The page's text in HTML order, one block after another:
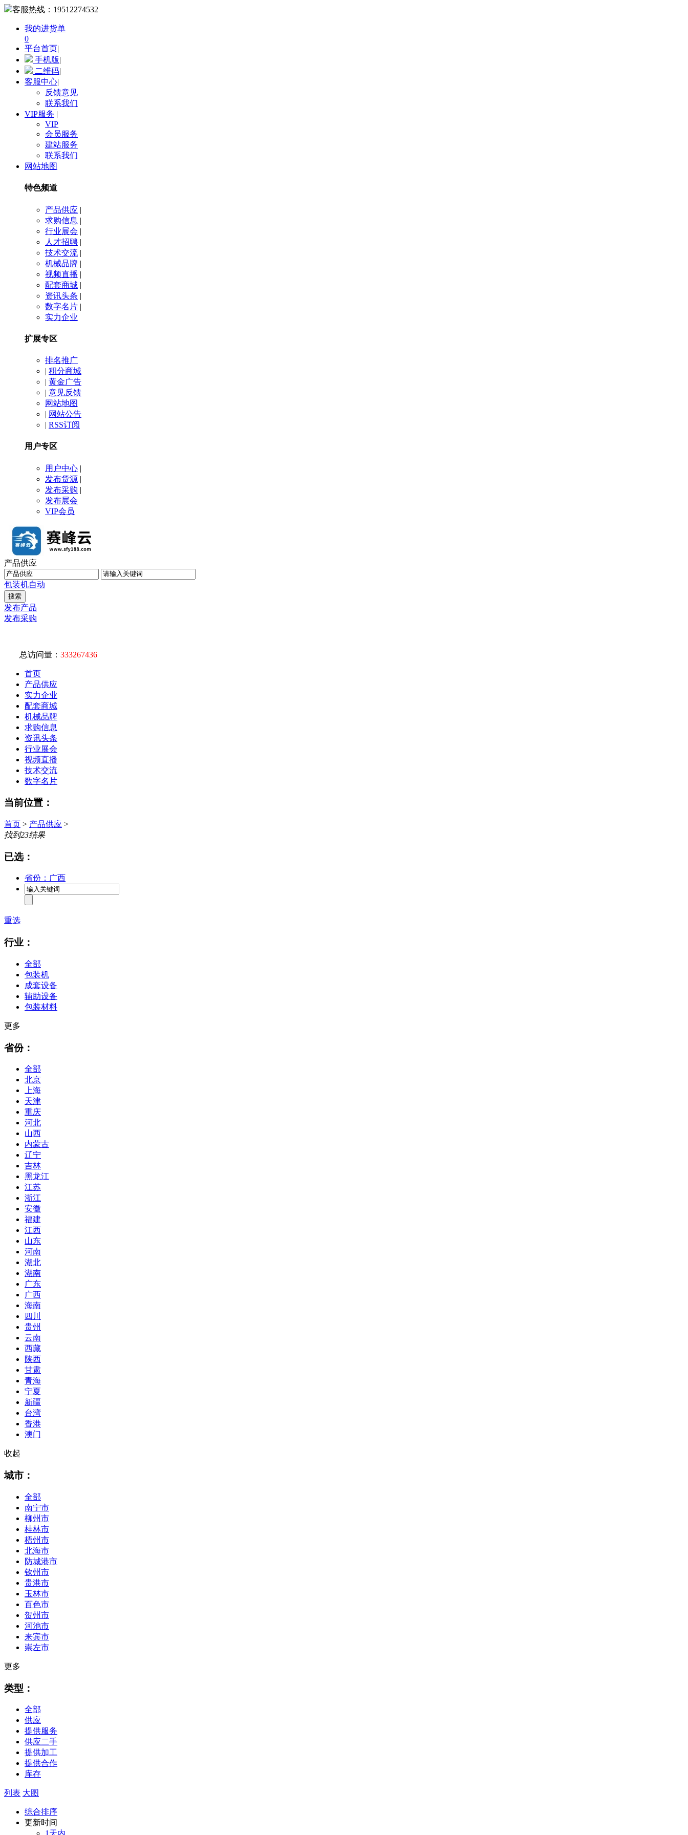
客服热线： 19512274532
我的进货单
0
平台首页|
手机版|
二维码|
客服中心|
反馈意见
联系我们
VIP服务 |
VIP
会员服务
建站服务
联系我们
网站地图
特色频道
产品供应 |
求购信息 |
行业展会 |
人才招聘 |
技术交流 |
机械品牌 |
视频直播 |
配套商城 |
资讯头条 |
数字名片 |
实力企业
扩展专区
排名推广
| 积分商城
| 黄金广告
| 意见反馈
网站地图
| 网站公告
| RSS订阅
用户专区
用户中心 |
发布货源 |
发布采购 |
发布展会
VIP会员
产品供应
包装机自动
发布产品
发布采购
总访问量： 333267436
首页
产品供应
实力企业
配套商城
机械品牌
求购信息
资讯头条
行业展会
视频直播
技术交流
数字名片
当前位置：
首页 > 产品供应 >
找到23结果
已选：
省份：广西
重选
行业：
全部
包装机
成套设备
辅助设备
包装材料
更多
省份：
全部
北京
上海
天津
重庆
河北
山西
内蒙古
辽宁
吉林
黑龙江
江苏
浙江
安徽
福建
江西
山东
河南
湖北
湖南
广东
广西
海南
四川
贵州
云南
西藏
陕西
甘肃
青海
宁夏
新疆
台湾
香港
澳门
收起
城市：
全部
南宁市
柳州市
桂林市
梧州市
北海市
防城港市
钦州市
贵港市
玉林市
百色市
贺州市
河池市
来宾市
崇左市
更多
类型：
全部
供应
提供服务
供应二手
提供加工
提供合作
库存
列表 大图
综合排序
更新时间